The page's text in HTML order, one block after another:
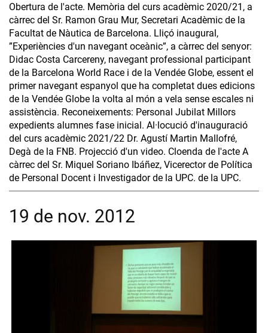
Obertura de l'acte. Memòria del curs acadèmic 2020/21, a
càrrec del Sr. Ramon Grau Mur, Secretari Acadèmic de la
Facultat de Nàutica de Barcelona. Lliçó inaugural,
”Experiències d'un navegant oceànic”, a càrrec del senyor:
Didac Costa Carcereny, navegant professional participant
de la Barcelona World Race i de la Vendée Globe, essent el
primer navegant espanyol que ha completat dues edicions
de la Vendée Globe la volta al món a vela sense escales ni
assistència. Reconeixements: Personal Jubilat Millors
expedients alumnes fase inicial. Al·locució d'inauguració
del curs acadèmic 2021/22 Dr. Agustí Martin Mallofré,
Degà de la FNB. Projecció d'un video. Cloenda de l'acte A
càrrec del Sr. Miquel Soriano Ibáñez, Vicerector de Política
de Personal Docent i Investigador de la UPC. de la UPC.
19 de nov. 2012